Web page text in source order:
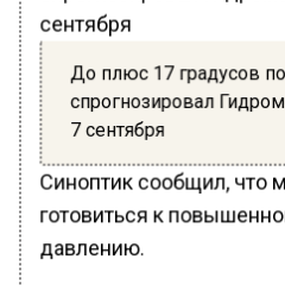
До плюс 17 градусов
спрогнозировал
7 сентября
Синоптик сообщил, что
готовиться к
давлению.